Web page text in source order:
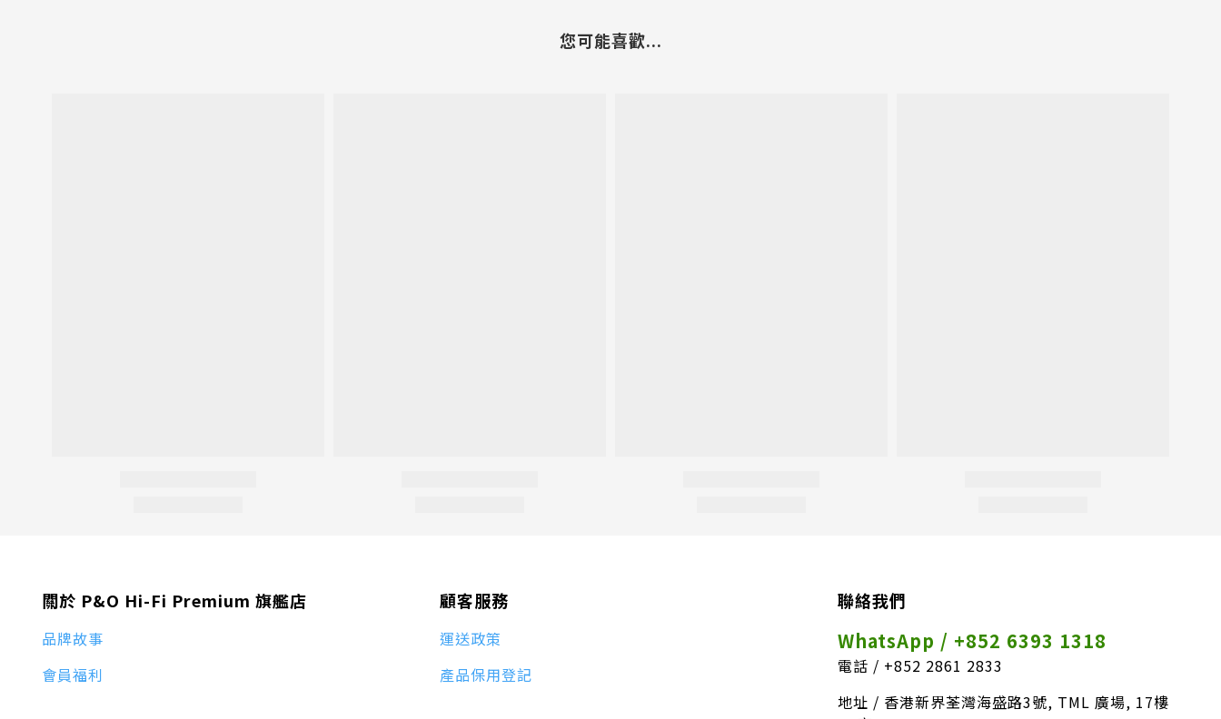
您可能喜歡...
關於 P&O Hi-Fi Premium 旗艦店
品牌故事
會員福利
顧客服務
運送政策
產品保用登記
聯絡我們
WhatsApp / +852 6393 1318
電話 / +852 2861 2833
地址 / 香港新界荃灣海盛路3號, TML 廣場, 17樓